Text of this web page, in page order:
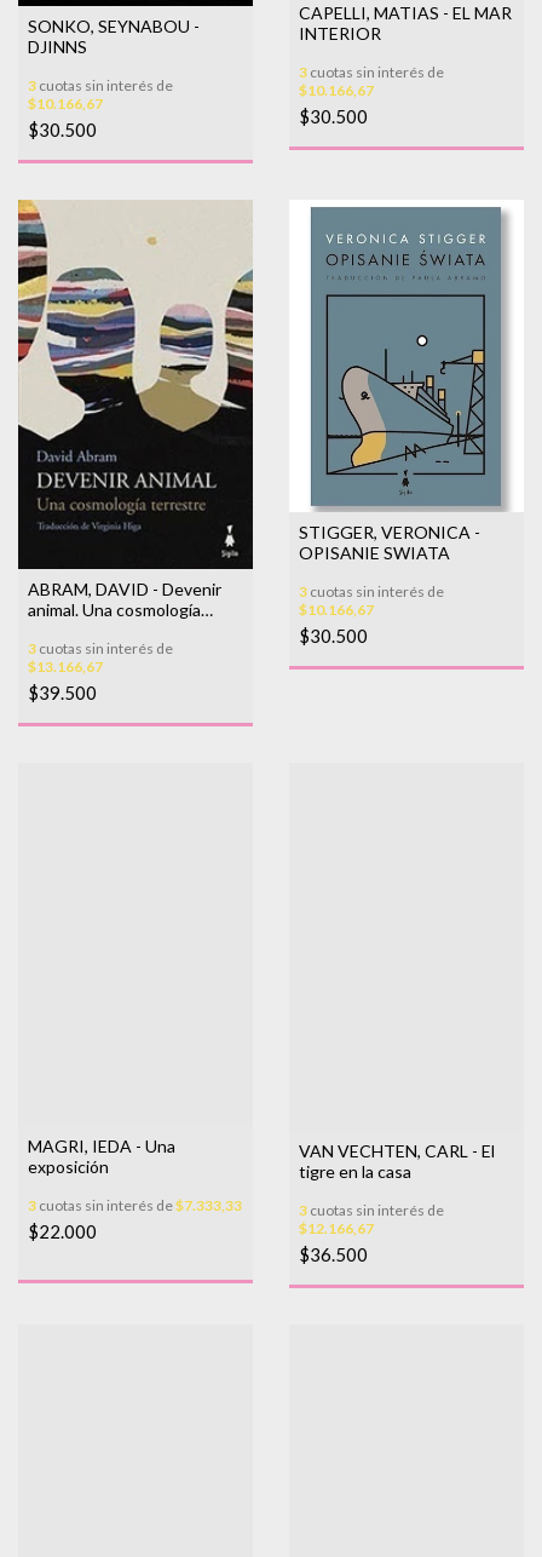
SONKO, SEYNABOU -
DJINNS
3 cuotas sin interés de
$10.166,67
$30.500
CAPELLI, MATIAS - EL MAR
INTERIOR
3 cuotas sin interés de
$10.166,67
$30.500
ABRAM, DAVID - Devenir
animal. Una cosmología
3 cuotas sin interés de
$13.166,67
$39.500
STIGGER, VERONICA -
OPISANIE SWIATA
3 cuotas sin interés de
$10.166,67
$30.500
MAGRI, IEDA - Una
exposición
3 cuotas sin interés de$7.333,33
$22.000
VAN VECHTEN, CARL - El
tigre en la casa
3 cuotas sin interés de
$12.166,67
$36.500